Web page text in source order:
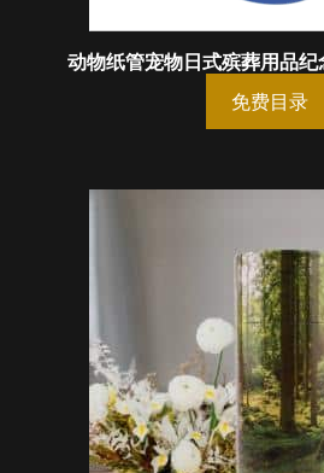
动物纸管宠物日式殡葬用品
免费目录